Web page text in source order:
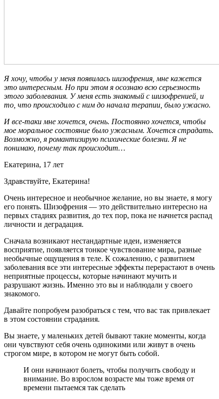
Я хочу, чтобы у меня появилась шизофрения, мне кажется
это интересным. Но при этом я осознаю всю серьезность
этого заболевания. У меня есть знакомый с шизофренией, и
то, что происходило с ним до начала терапии, было ужасно.
И все-таки мне хочется, очень. Постоянно хочется, чтобы
мое моральное состояние было ужасным. Хочется страдать.
Возможно, я романтизирую психические болезни. Я не
понимаю, почему так происходит…
Екатерина, 17 лет
Здравствуйте, Екатерина!
Очень интересное и необычное желание, но вы знаете, я могу
его понять. Шизофрения — это действительно интересно на
первых стадиях развития, до тех пор, пока не начнется распад
личности и деградация.
Сначала возникают нестандартные идеи, изменяется
восприятие, появляется тонкое чувствование мира, разные
необычные ощущения в теле. К сожалению, с развитием
заболевания все эти интересные эффекты перерастают в очень
неприятные процессы, которые начинают мучить и
разрушают жизнь. Именно это вы и наблюдали у своего
знакомого.
Давайте попробуем разобраться с тем, что вас так привлекает
в этом состоянии страдания.
Вы знаете, у маленьких детей бывают такие моменты, когда
они чувствуют себя очень одинокими или живут в очень
строгом мире, в котором не могут быть собой.
И они начинают болеть, чтобы получить свободу и
внимание. Во взрослом возрасте мы тоже время от
времени пытаемся так сделать